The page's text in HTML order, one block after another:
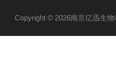
Copyright © 2026南京亿迅生